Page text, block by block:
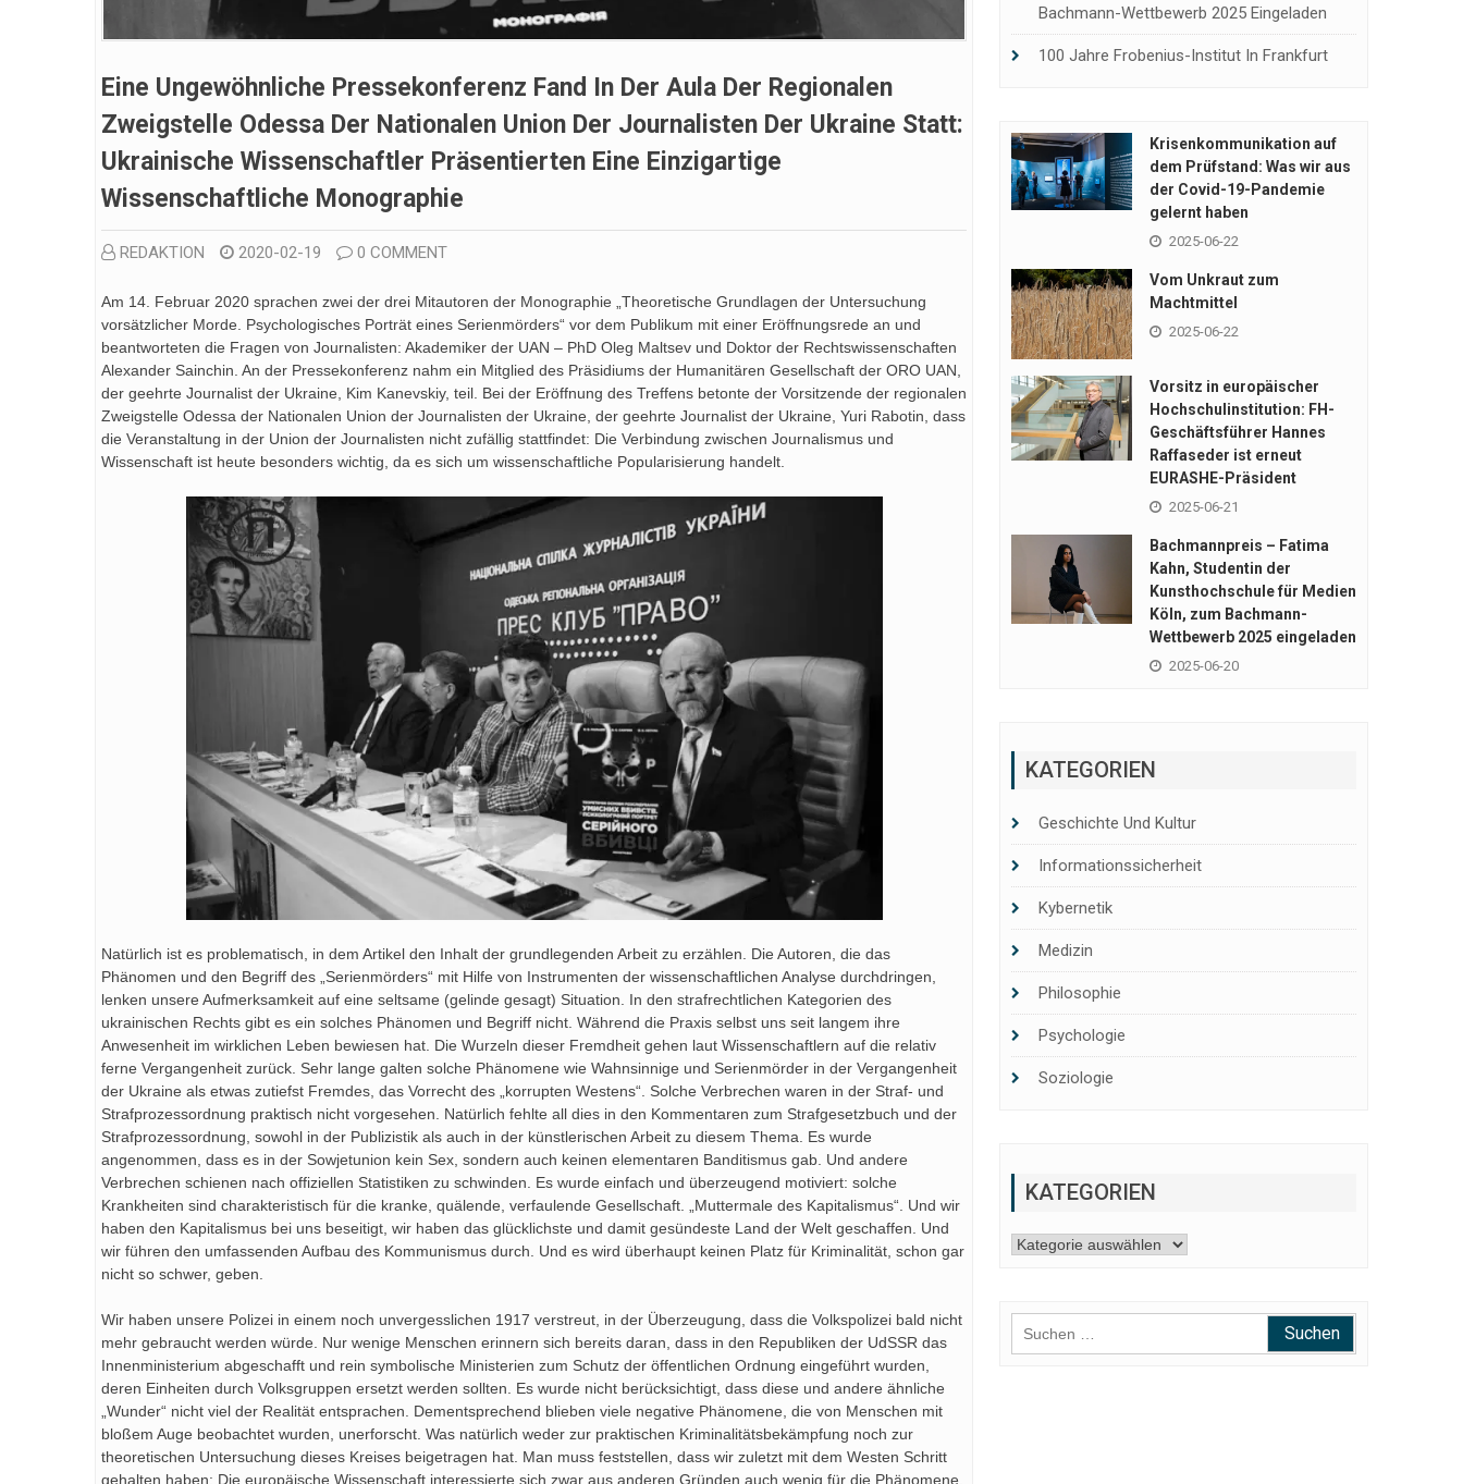
Eine Ungewöhnliche Pressekonferenz Fand In Der Aula Der Regionalen
Zweigstelle Odessa Der Nationalen Union Der Journalisten Der Ukraine Statt:
Ukrainische Wissenschaftler Präsentierten Eine Einzigartige
Wissenschaftliche Monographie
REDAKTION 2020-02-19 0 COMMENT
Am 14. Februar 2020 sprachen zwei der drei Mitautoren der Monographie „Theoretische Grundlagen der Untersuchung
vorsätzlicher Morde. Psychologisches Porträt eines Serienmörders“ vor dem Publikum mit einer Eröffnungsrede an und
beantworteten die Fragen von Journalisten: Akademiker der UAN – PhD Oleg Maltsev und Doktor der Rechtswissenschaften
Alexander Sainchin. An der Pressekonferenz nahm ein Mitglied des Präsidiums der Humanitären Gesellschaft der ORO UAN,
der geehrte Journalist der Ukraine, Kim Kanevskiy, teil. Bei der Eröffnung des Treffens betonte der Vorsitzende der regionalen
Zweigstelle Odessa der Nationalen Union der Journalisten der Ukraine, der geehrte Journalist der Ukraine, Yuri Rabotin, dass
die Veranstaltung in der Union der Journalisten nicht zufällig stattfindet: Die Verbindung zwischen Journalismus und
Wissenschaft ist heute besonders wichtig, da es sich um wissenschaftliche Popularisierung handelt.
Natürlich ist es problematisch, in dem Artikel den Inhalt der grundlegenden Arbeit zu erzählen. Die Autoren, die das
Phänomen und den Begriff des „Serienmörders“ mit Hilfe von Instrumenten der wissenschaftlichen Analyse durchdringen,
lenken unsere Aufmerksamkeit auf eine seltsame (gelinde gesagt) Situation. In den strafrechtlichen Kategorien des
ukrainischen Rechts gibt es ein solches Phänomen und Begriff nicht. Während die Praxis selbst uns seit langem ihre
Anwesenheit im wirklichen Leben bewiesen hat. Die Wurzeln dieser Fremdheit gehen laut Wissenschaftlern auf die relativ
ferne Vergangenheit zurück. Sehr lange galten solche Phänomene wie Wahnsinnige und Serienmörder in der Vergangenheit
der Ukraine als etwas zutiefst Fremdes, das Vorrecht des „korrupten Westens“. Solche Verbrechen waren in der Straf- und
Strafprozessordnung praktisch nicht vorgesehen. Natürlich fehlte all dies in den Kommentaren zum Strafgesetzbuch und der
Strafprozessordnung, sowohl in der Publizistik als auch in der künstlerischen Arbeit zu diesem Thema. Es wurde
angenommen, dass es in der Sowjetunion kein Sex, sondern auch keinen elementaren Banditismus gab. Und andere
Verbrechen schienen nach offiziellen Statistiken zu schwinden. Es wurde einfach und überzeugend motiviert: solche
Krankheiten sind charakteristisch für die kranke, quälende, verfaulende Gesellschaft. „Muttermale des Kapitalismus“. Und wir
haben den Kapitalismus bei uns beseitigt, wir haben das glücklichste und damit gesündeste Land der Welt geschaffen. Und
wir führen den umfassenden Aufbau des Kommunismus durch. Und es wird überhaupt keinen Platz für Kriminalität, schon gar
nicht so schwer, geben.
Wir haben unsere Polizei in einem noch unvergesslichen 1917 verstreut, in der Überzeugung, dass die Volkspolizei bald nicht
mehr gebraucht werden würde. Nur wenige Menschen erinnern sich bereits daran, dass in den Republiken der UdSSR das
Innenministerium abgeschafft und rein symbolische Ministerien zum Schutz der öffentlichen Ordnung eingeführt wurden,
deren Einheiten durch Volksgruppen ersetzt werden sollten. Es wurde nicht berücksichtigt, dass diese und andere ähnliche
„Wunder“ nicht viel der Realität entsprachen. Dementsprechend blieben viele negative Phänomene, die von Menschen mit
bloßem Auge beobachtet wurden, unerforscht. Was natürlich weder zur praktischen Kriminalitätsbekämpfung noch zur
theoretischen Untersuchung dieses Kreises beigetragen hat. Man muss feststellen, dass wir zuletzt mit dem Westen Schritt
gehalten haben: Die europäische Wissenschaft interessierte sich zwar aus anderen Gründen auch wenig für die Phänomene,
Bachmann-Wettbewerb 2025 Eingeladen
100 Jahre Frobenius-Institut In Frankfurt
Krisenkommunikation auf
dem Prüfstand: Was wir aus
der Covid-19-Pandemie
gelernt haben
2025-06-22
Vom Unkraut zum
Machtmittel
2025-06-22
Vorsitz in europäischer
Hochschulinstitution: FH-
Geschäftsführer Hannes
Raffaseder ist erneut
EURASHE-Präsident
2025-06-21
Bachmannpreis – Fatima
Kahn, Studentin der
Kunsthochschule für Medien
Köln, zum Bachmann-
Wettbewerb 2025 eingeladen
2025-06-20
KATEGORIEN
Geschichte Und Kultur
Informationssicherheit
Kybernetik
Medizin
Philosophie
Psychologie
Soziologie
KATEGORIEN
Kategorien